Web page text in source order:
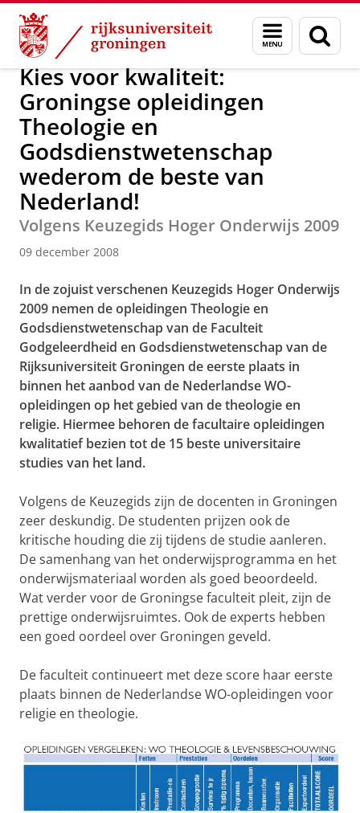
Skip
Content
Skip
Navigation
Menu
en
zoeken
Over ons Actueel Nieuws Nieuwsberichten
Kies voor kwaliteit:
Groningse opleidingen
Theologie en
Godsdienstwetenschap
wederom de beste van
Nederland!
Volgens Keuzegids Hoger Onderwijs 2009
09 december 2008
In de zojuist verschenen Keuzegids Hoger Onderwijs
2009 nemen de opleidingen Theologie en
Godsdienstwetenschap van de Faculteit
Godgeleerdheid en Godsdienstwetenschap van de
Rijksuniversiteit Groningen de eerste plaats in
binnen het aanbod van de Nederlandse WO-
opleidingen op het gebied van de theologie en
religie. Hiermee behoren de facultaire opleidingen
kwalitatief bezien tot de 15 beste universitaire
studies van het land.
Volgens de Keuzegids zijn de docenten in Groningen
zeer deskundig. De studenten prijzen ook de
kritische houding die zij tijdens de studie aanleren.
De samenhang van het onderwijsprogramma en het
onderwijsmateriaal worden als goed beoordeeld.
Wat verder voor de Groningse faculteit pleit, zijn de
prettige onderwijsruimtes. Ook de experts hebben
een goed oordeel over Groningen geveld.
De faculteit continueert met deze score haar eerste
plaats binnen de Nederlandse WO-opleidingen voor
religie en theologie.